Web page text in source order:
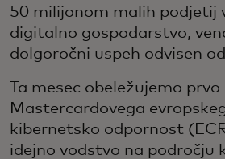
50 milijonom malih podjetij
digitalno gospodarstvo,
dolgoročni uspeh odvisen
Ta mesec obeležujemo
Mastercardovega
kibernetsko odpornost
idejno vodstvo na področju